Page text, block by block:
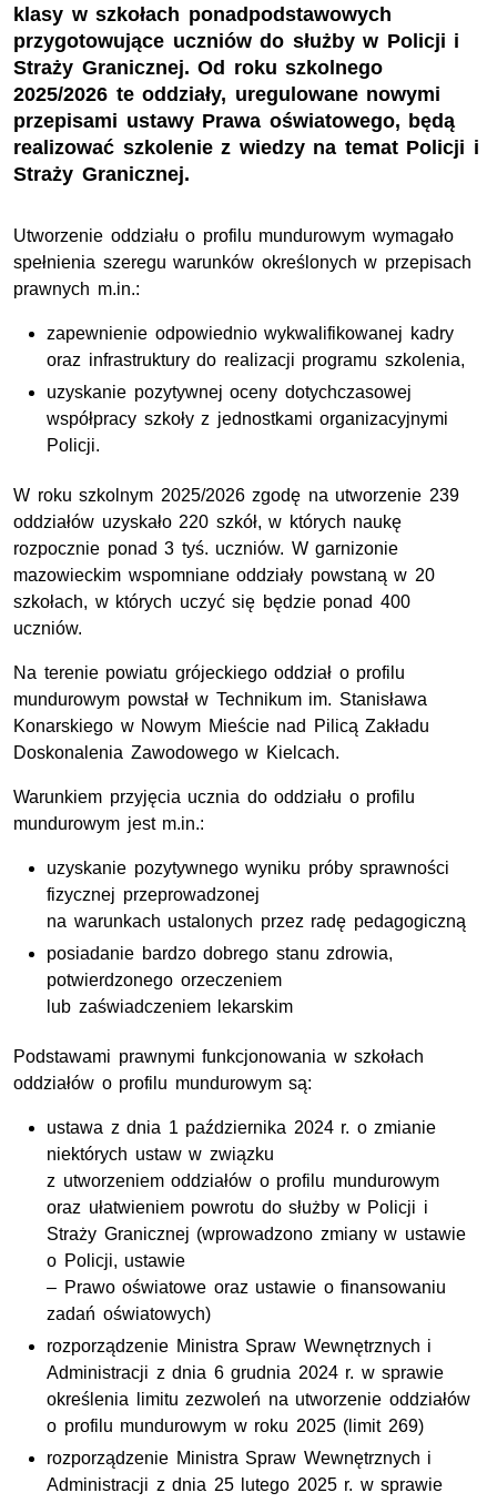
klasy w szkołach ponadpodstawowych
przygotowujące uczniów do służby w Policji i
Straży Granicznej. Od roku szkolnego
2025/2026 te oddziały, uregulowane nowymi
przepisami ustawy Prawa oświatowego, będą
realizować szkolenie z wiedzy na temat Policji i
Straży Granicznej.
Utworzenie oddziału o profilu mundurowym wymagało
spełnienia szeregu warunków określonych w przepisach
prawnych m.in.:
zapewnienie odpowiednio wykwalifikowanej kadry
oraz infrastruktury do realizacji programu szkolenia,
uzyskanie pozytywnej oceny dotychczasowej
współpracy szkoły z jednostkami organizacyjnymi
Policji.
W roku szkolnym 2025/2026 zgodę na utworzenie 239
oddziałów uzyskało 220 szkół, w których naukę
rozpocznie ponad 3 tyś. uczniów. W garnizonie
mazowieckim wspomniane oddziały powstaną w 20
szkołach, w których uczyć się będzie ponad 400
uczniów.
Na terenie powiatu grójeckiego oddział o profilu
mundurowym powstał w Technikum im. Stanisława
Konarskiego w Nowym Mieście nad Pilicą Zakładu
Doskonalenia Zawodowego w Kielcach.
Warunkiem przyjęcia ucznia do oddziału o profilu
mundurowym jest m.in.:
uzyskanie pozytywnego wyniku próby sprawności
fizycznej przeprowadzonej
na warunkach ustalonych przez radę pedagogiczną
posiadanie bardzo dobrego stanu zdrowia,
potwierdzonego orzeczeniem
lub zaświadczeniem lekarskim
Podstawami prawnymi funkcjonowania w szkołach
oddziałów o profilu mundurowym są:
ustawa z dnia 1 października 2024 r. o zmianie
niektórych ustaw w związku
z utworzeniem oddziałów o profilu mundurowym
oraz ułatwieniem powrotu do służby w Policji i
Straży Granicznej (wprowadzono zmiany w ustawie
o Policji, ustawie
– Prawo oświatowe oraz ustawie o finansowaniu
zadań oświatowych)
rozporządzenie Ministra Spraw Wewnętrznych i
Administracji z dnia 6 grudnia 2024 r. w sprawie
określenia limitu zezwoleń na utworzenie oddziałów
o profilu mundurowym w roku 2025 (limit 269)
rozporządzenie Ministra Spraw Wewnętrznych i
Administracji z dnia 25 lutego 2025 r. w sprawie